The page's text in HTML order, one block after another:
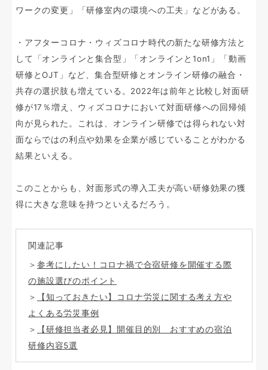
ワークの変更」「研修室内の環境への工夫」などがある。
・アフターコロナ・ウィズコロナ時代の新たな研修方法と
して「オンラインと集合型」「オンラインと1on1」「動画
研修とOJT」など、集合型研修とオンライン研修の融合・
共存の選択肢も増えている。2022年は前年と比較し対面研
修が17％増え、ウィズコロナにおいて対面研修への回帰傾
向が見られた。これは、オンライン研修では得られない対
面ならではの利点や効果を企業が感じていることがわかる
結果といえる。
このことからも、対面形式の導入工夫が高い研修効果の獲
得に大きな意味を持つといえるだろう。
関連記事
＞参考にしたい！コロナ禍で合宿研修を開催する際
の施設選びのポイント
＞
【知っておきたい】コロナ労災に関する考え方や
よくある労災事例
＞
【研修担当者必見】開催目的別 おすすめの宿泊
研修内容5選